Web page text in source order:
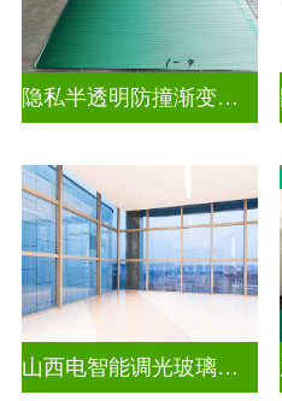
隐私半透明防撞渐变装饰玻璃
山西电智能调光玻璃厂家地址